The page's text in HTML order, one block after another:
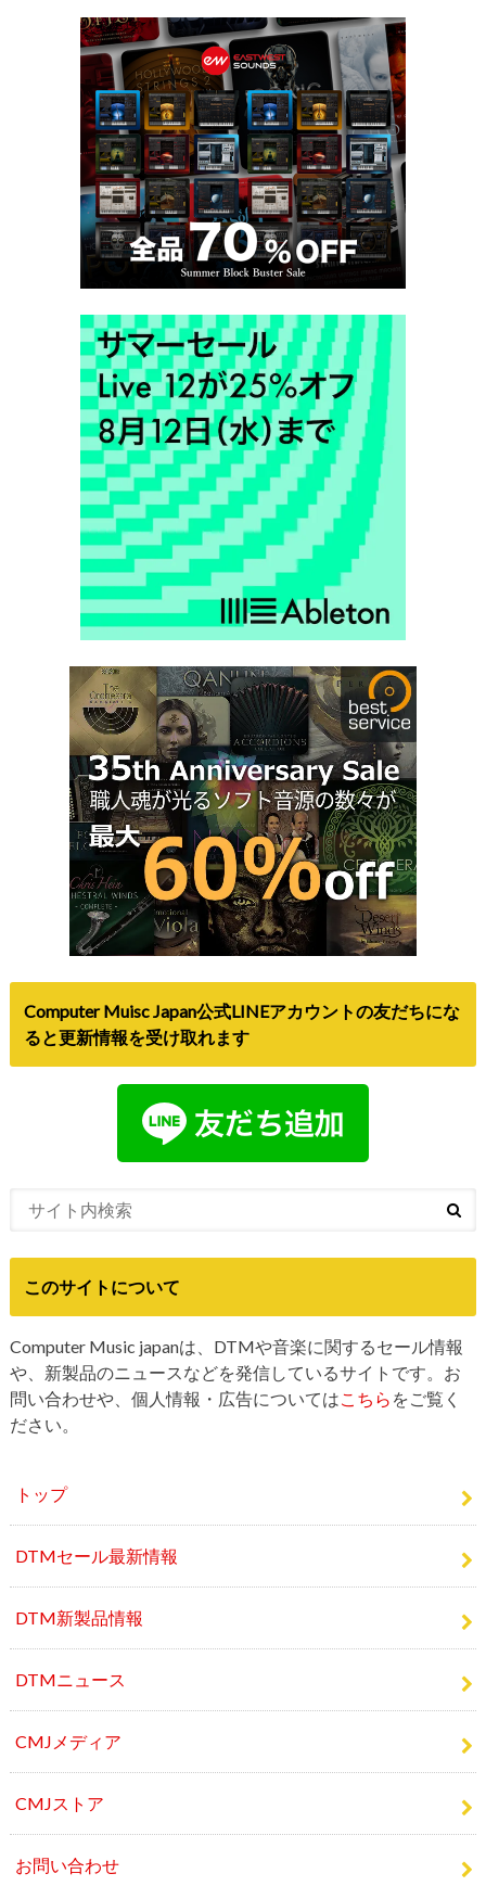
Computer Muisc Japan公式LINEアカウントの友だちにな
ると更新情報を受け取れます
このサイトについて
Computer Music japanは、DTMや音楽に関するセール情報
や、新製品のニュースなどを発信しているサイトです。お
ださい。
トップ
DTMセール最新情報
DTM新製品情報
DTMニュース
CMJメディア
CMJストア